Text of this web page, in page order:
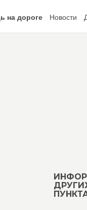
на дороге Новости